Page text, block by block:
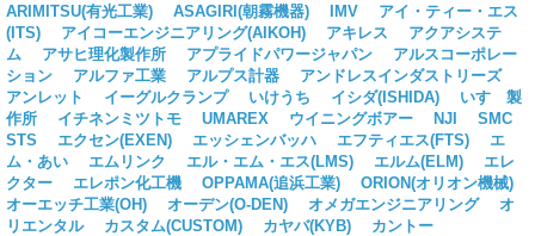
ARIMITSU(有光工業) ASAGIRI(朝霧機器) IMV
アイ・ティー・エス
(ITS)
アイコーエンジニアリング(AIKOH) アキレス
アクアシステ
ム
アサヒ理化製作所 アプライドパワージャパン
アルスコーポレー
ション
アルファ工業 アルプス計器
アンドレスインダストリーズ
アンレット
イーグルクランプ いけうち イシダ(ISHIDA)
いすゞ製
作所
イチネンミツトモ UMAREX ウイニングボアー NJI
SMC
STS
エクセン(EXEN) エッシェンバッハ エフティエス(FTS)
エ
ム・あい
エムリンク エル・エム・エス(LMS) エルム(ELM)
エレ
クター
エレポン化工機 OPPAMA(追浜工業)
ORION(オリオン機械)
オーエッチ工業(OH)
オーデン(O-DEN) オメガエンジニアリング
オ
リエンタル
カスタム(CUSTOM) カヤバ(KYB)
カントー